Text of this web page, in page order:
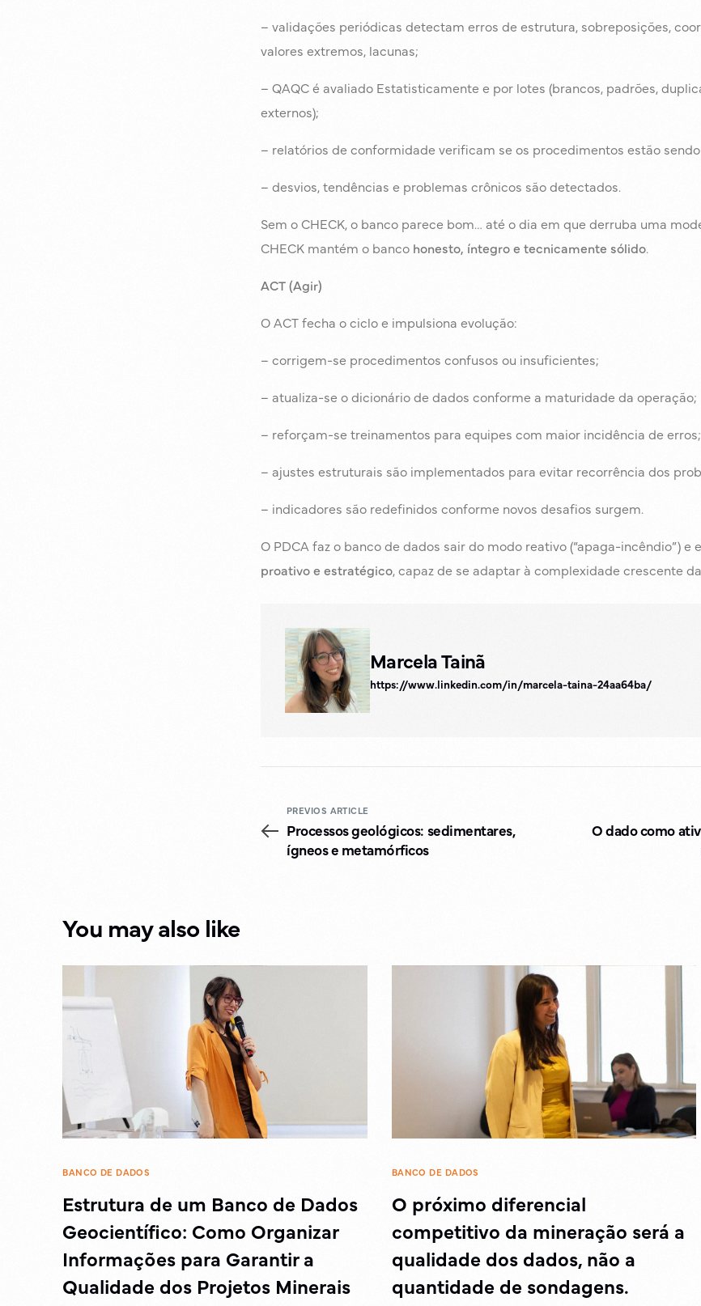
– validações periódicas detectam erros de estrutura, sobreposições,
valores extremos, lacunas;
– QAQC é avaliado Estatisticamente e por lotes (brancos, padrões,
externos);
– relatórios de conformidade verificam se os procedimentos estão
– desvios, tendências e problemas crônicos são detectados.
Sem o CHECK, o banco parece bom… até o dia em que derruba uma
CHECK mantém o banco honesto, íntegro e tecnicamente sólido.
ACT (Agir)
O ACT fecha o ciclo e impulsiona evolução:
– corrigem-se procedimentos confusos ou insuficientes;
– atualiza-se o dicionário de dados conforme a maturidade da operação;
– reforçam-se treinamentos para equipes com maior incidência de erros;
– ajustes estruturais são implementados para evitar recorrência dos
– indicadores são redefinidos conforme novos desafios surgem.
O PDCA faz o banco de dados sair do modo reativo (“apaga-incêndio”) e
proativo e estratégico, capaz de se adaptar à complexidade crescente
Marcela Tainã
https://www.linkedin.com/in/marcela-taina-24aa64ba/
PREVIOS ARTICLE
Processos geológicos: sedimentares,
ígneos e metamórficos
O dado como
You may also like
BANCO DE DADOS
Estrutura de um Banco de Dados
Geocientífico: Como Organizar
Informações para Garantir a
Qualidade dos Projetos Minerais
BANCO DE DADOS
O próximo diferencial
competitivo da mineração será a
qualidade dos dados, não a
quantidade de sondagens.